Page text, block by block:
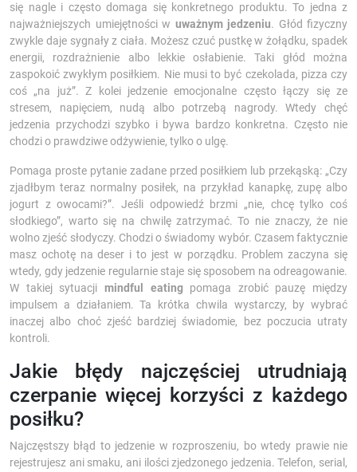
się nagle i często domaga się konkretnego produktu. To jedna z
najważniejszych umiejętności w uważnym jedzeniu. Głód fizyczny
zwykle daje sygnały z ciała. Możesz czuć pustkę w żołądku, spadek
energii, rozdrażnienie albo lekkie osłabienie. Taki głód można
zaspokoić zwykłym posiłkiem. Nie musi to być czekolada, pizza czy
coś „na już”. Z kolei jedzenie emocjonalne często łączy się ze
stresem, napięciem, nudą albo potrzebą nagrody. Wtedy chęć
jedzenia przychodzi szybko i bywa bardzo konkretna. Często nie
chodzi o prawdziwe odżywienie, tylko o ulgę.
Pomaga proste pytanie zadane przed posiłkiem lub przekąską: „Czy
zjadłbym teraz normalny posiłek, na przykład kanapkę, zupę albo
jogurt z owocami?”. Jeśli odpowiedź brzmi „nie, chcę tylko coś
słodkiego”, warto się na chwilę zatrzymać. To nie znaczy, że nie
wolno zjeść słodyczy. Chodzi o świadomy wybór. Czasem faktycznie
masz ochotę na deser i to jest w porządku. Problem zaczyna się
wtedy, gdy jedzenie regularnie staje się sposobem na odreagowanie.
W takiej sytuacji mindful eatingpomaga zrobić pauzę między
impulsem a działaniem. Ta krótka chwila wystarczy, by wybrać
inaczej albo choć zjeść bardziej świadomie, bez poczucia utraty
kontroli.
Jakie błędy najczęściej utrudniają
czerpanie więcej korzyści z każdego
posiłku?
Najczęstszy błąd to jedzenie w rozproszeniu, bo wtedy prawie nie
rejestrujesz ani smaku, ani ilości zjedzonego jedzenia. Telefon, serial,